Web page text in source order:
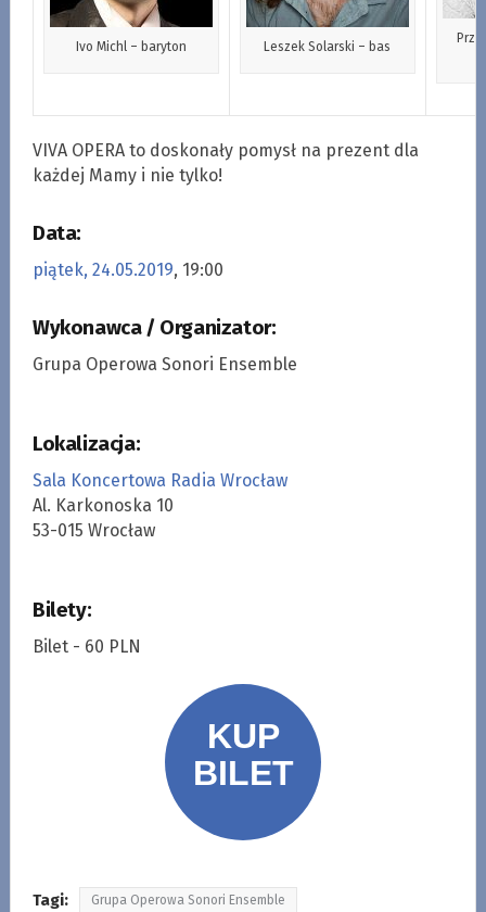
Ivo Michl – baryton Leszek Solarski – bas
VIVA OPERA to doskonały pomysł na prezent dla
każdej Mamy i nie tylko!
Data:
piątek, 24.05.2019, 19:00
Wykonawca / Organizator:
Grupa Operowa Sonori Ensemble
Lokalizacja:
Sala Koncertowa Radia Wrocław
Al. Karkonoska 10
53-015 Wrocław
Bilety:
Bilet - 60 PLN
Tagi: Grupa Operowa Sonori Ensemble